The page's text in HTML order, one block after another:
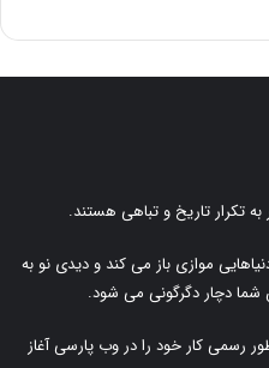
تکرار تاریخ و تباهی هستند.
موازی باز می کند و دیدی نو به
دچار دگرگونی می شود.
رسمی کار خود را در وب پارسی آغاز